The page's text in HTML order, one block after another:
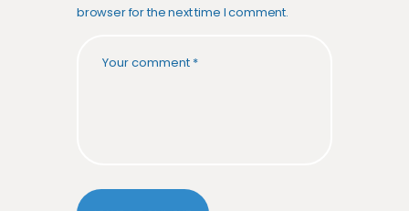
browser for the next time I comment.